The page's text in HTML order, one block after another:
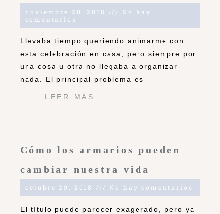
noviembre 20, 2018
No hay
comentarios
Llevaba tiempo queriendo animarme con
esta celebración en casa, pero siempre por
una cosa u otra no llegaba a organizar
nada. El principal problema es
LEER MÁS
Cómo los armarios pueden
cambiar nuestra vida
octubre 29, 2018 No hay comentarios
El título puede parecer exagerado, pero ya